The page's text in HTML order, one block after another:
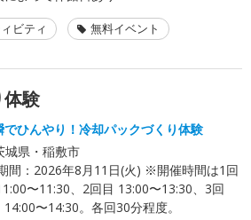
ビティ 無料イベント
験
でひんやり！冷却パックづくり体験
城県・稲敷市
間： 2026年8月11日(火) ※開催時間は1回
〜11:30、2回目 13:00〜13:30、3回
〜14:30。各回30分程度。